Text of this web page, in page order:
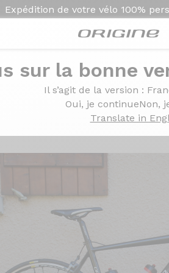
Expédition de votre vélo 100%
sur la bonne
Il s’agit de la version :
Oui, je continueNon,
Translate in
Ultegra Ksyrium SLS
250